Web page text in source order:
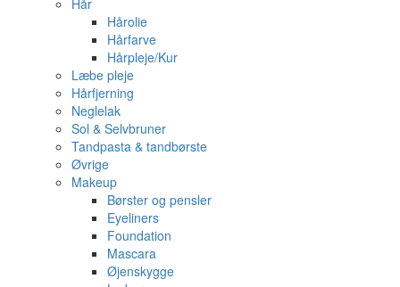
Hår
Hårolie
Hårfarve
Hårpleje/Kur
Læbe pleje
Hårfjerning
Neglelak
Sol & Selvbruner
Tandpasta & tandbørste
Øvrige
Makeup
Børster og pensler
Eyeliners
Foundation
Mascara
Øjenskygge